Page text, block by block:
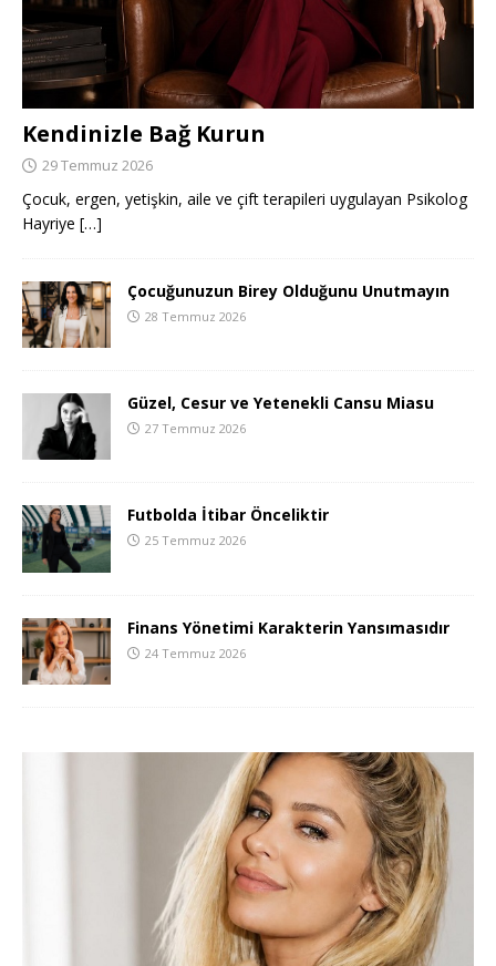
Kendinizle Bağ Kurun
29 Temmuz 2026
Çocuk, ergen, yetişkin, aile ve çift terapileri uygulayan Psikolog
Hayriye […]
Çocuğunuzun Birey Olduğunu Unutmayın
28 Temmuz 2026
Güzel, Cesur ve Yetenekli Cansu Miasu
27 Temmuz 2026
Futbolda İtibar Önceliktir
25 Temmuz 2026
Finans Yönetimi Karakterin Yansımasıdır
24 Temmuz 2026